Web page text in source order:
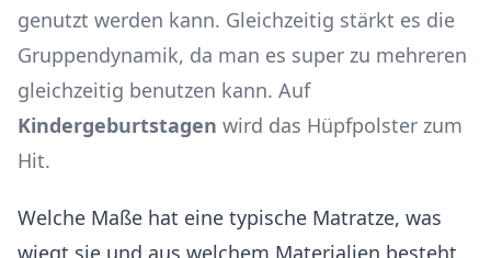
genutzt werden kann. Gleichzeitig stärkt es die
Gruppendynamik, da man es super zu mehreren
gleichzeitig benutzen kann. Auf
Kindergeburtstagen wird das Hüpfpolster zum
Hit.
Welche Maße hat eine typische Matratze, was